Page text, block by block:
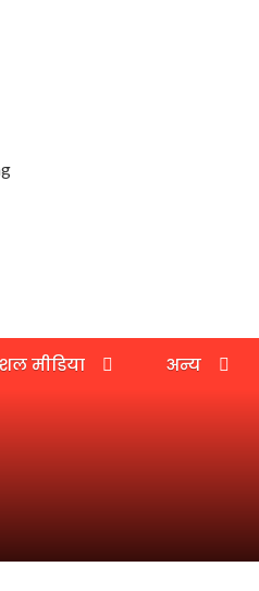
मीडिया अन्य